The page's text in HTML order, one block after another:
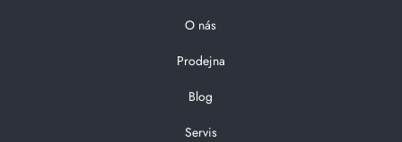
O nás
Prodejna
Blog
Servis